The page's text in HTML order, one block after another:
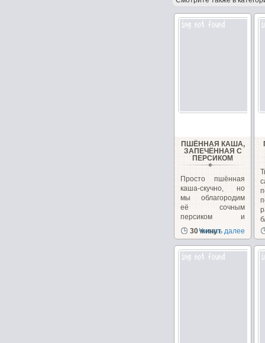
ПШЁННАЯ КАША,
ЗАПЕЧЁННАЯ С
ПЕРСИКОМ
Просто пшённая
каша-скучно, но
мы облагородим
её сочным
персиком и
преподнесём...
30 минут
Читать далее